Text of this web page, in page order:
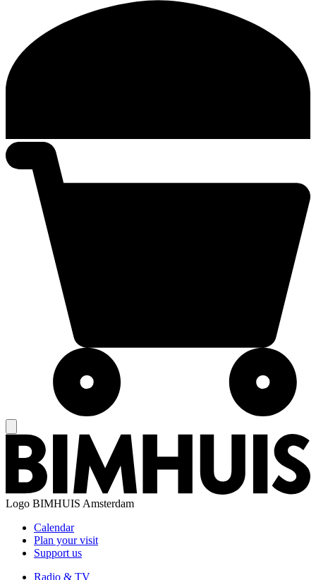
Logo BIMHUIS Amsterdam
Calendar
Plan your visit
Support us
Radio & TV